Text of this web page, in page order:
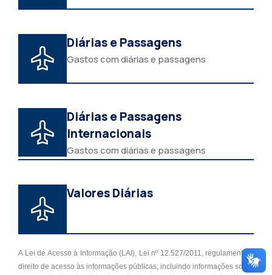
Diárias e Passagens
Gastos com diárias e passagens
Diárias e Passagens
Internacionais
Gastos com diárias e passagens
Valores Diárias
A Lei de Acesso à Informação (LAI), Lei nº 12.527/2011, regulamenta o
direito de acesso às informações públicas, incluindo informações sobre